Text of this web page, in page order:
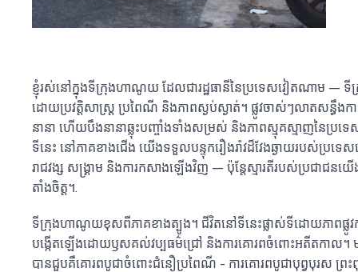
ខ្ញុំរស់នៅក្នុងទីក្រុងហាណូយ ដែលជារដ្ឋធានីនៃប្រទេសវៀតណាម —
ដោយប្រវត្តិសាស្ត្រ ប្រពៃណី និងភាពស្ងប់ស្ងាត់។ ផ្លូវចាស់ៗលាតសន្ធឹងកាត់
នានា ហើយបឹងនានាឆ្លុះបញ្ចាំងទាំងសម្រស់ និងភាពស្មុគស្មាញនៃប្រ
ទីនេះ នៅភាគខាងជើង យើងទទួលបន្ទុករឿងរ៉ាវដ៏វែងឆ្ងាយរបស់ប្រទ
រាជវង្ស សង្គ្រាម និងការកសាងឡើងវិញ — ប៉ុន្តែស្មារតីរបស់ប្រជាជនយ
តាំងចិត្ត។.
ទីក្រុងហាណូយខុសពីភាគខាងត្បូង។ ជីវិតនៅទីនេះផ្លាស់ទីដោយភាពផ្លូ
បង្កើតឡើងដោយឫសគល់វប្បធម៌ជ្រៅ និងការគោរពចំពោះអតីតកាល។
បានជួបគឺគោរពបូជាចំពោះជំនឿប្រពៃណី - ការគោរពបូជាបុព្វបុរស ព្រ